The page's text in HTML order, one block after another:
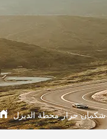
شكمان جرار محطة الديزل